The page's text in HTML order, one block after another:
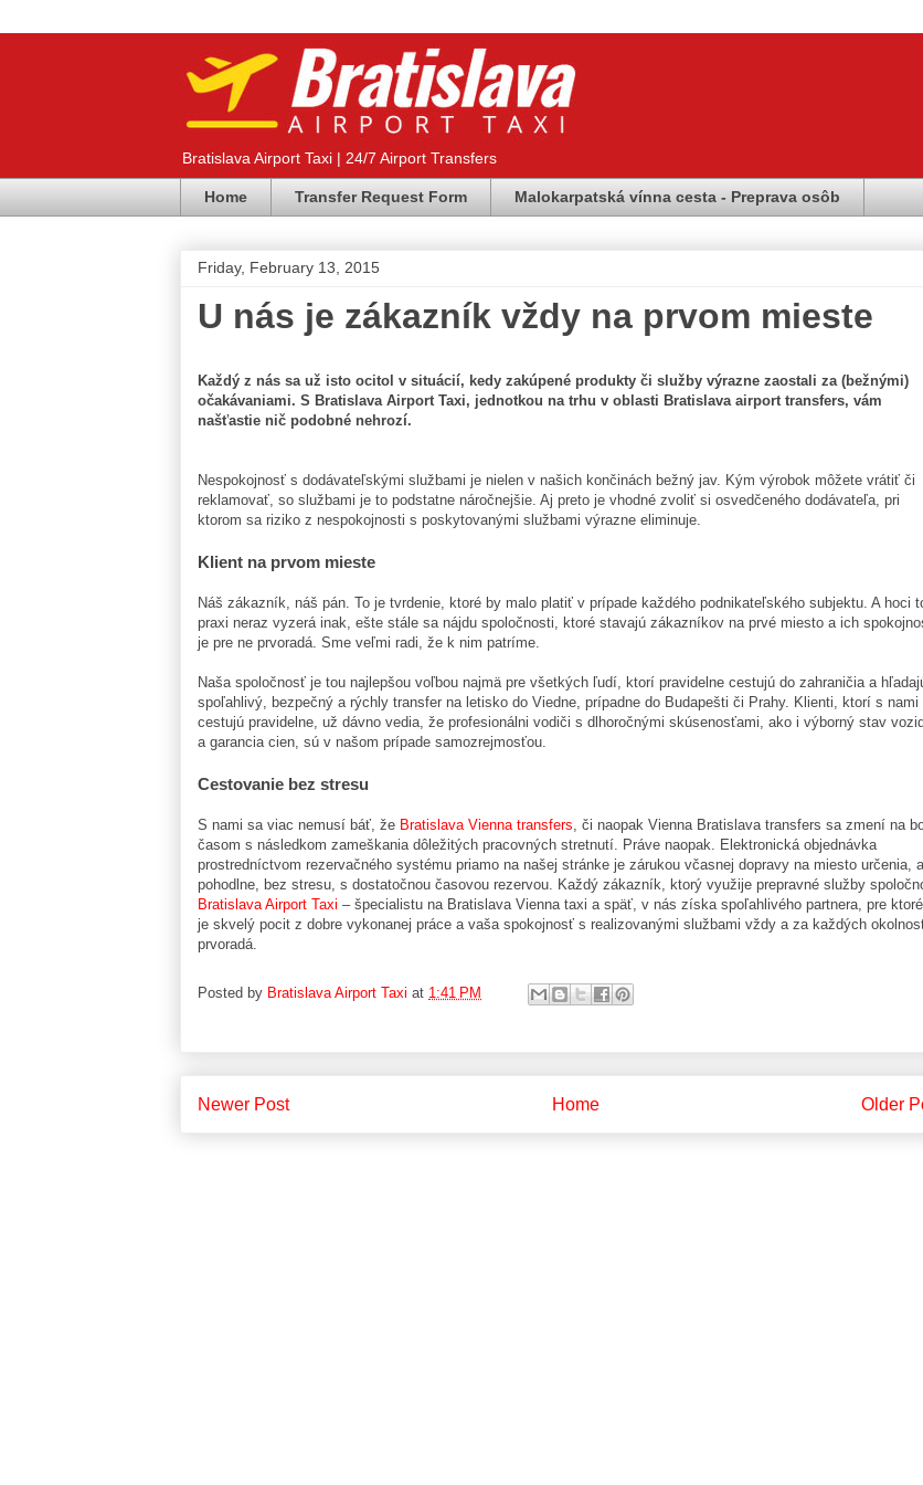
Bratislava Airport Taxi | 24/7 Airport Transfers
Home Transfer Request Form Malokarpatská vínna cesta - Preprava osôb
Friday, February 13, 2015
U nás je zákazník vždy na prvom mieste
Každý z nás sa už isto ocitol v situácií, kedy zakúpené produkty či služby výrazne zaostali za (bežnými)
očakávaniami. S Bratislava Airport Taxi, jednotkou na trhu v oblasti Bratislava airport transfers, vám
našťastie nič podobné nehrozí.
Nespokojnosť s dodávateľskými službami je nielen v našich končinách bežný jav. Kým výrobok môžete vrátiť či
reklamovať, so službami je to podstatne náročnejšie. Aj preto je vhodné zvoliť si osvedčeného dodávateľa, pri
ktorom sa riziko z nespokojnosti s poskytovanými službami výrazne eliminuje.
Klient na prvom mieste
Náš zákazník, náš pán. To je tvrdenie, ktoré by malo platiť v prípade každého podnikateľského subjektu. A hoci
praxi neraz vyzerá inak, ešte stále sa nájdu spoločnosti, ktoré stavajú zákazníkov na prvé miesto a ich
je pre ne prvoradá. Sme veľmi radi, že k nim patríme.
Naša spoločnosť je tou najlepšou voľbou najmä pre všetkých ľudí, ktorí pravidelne cestujú do zahraničia a
spoľahlivý, bezpečný a rýchly transfer na letisko do Viedne, prípadne do Budapešti či Prahy. Klienti, ktorí s nami
cestujú pravidelne, už dávno vedia, že profesionálni vodiči s dlhoročnými skúsenosťami, ako i výborný stav
a garancia cien, sú v našom prípade samozrejmosťou.
Cestovanie bez stresu
S nami sa viac nemusí báť, že Bratislava Vienna transfers , či naopak Vienna Bratislava transfers sa zmení na
časom s následkom zameškania dôležitých pracovných stretnutí. Práve naopak. Elektronická objednávka
prostredníctvom rezervačného systému priamo na našej stránke je zárukou včasnej dopravy na miesto určenia,
pohodlne, bez stresu, s dostatočnou časovou rezervou. Každý zákazník, ktorý využije prepravné služby
Bratislava Airport Taxi – špecialistu na Bratislava Vienna taxi a späť, v nás získa spoľahlivého partnera, pre
je skvelý pocit z dobre vykonanej práce a vaša spokojnosť s realizovanými službami vždy a za každých
prvoradá.
Posted by Bratislava Airport Taxi at 1:41 PM
Newer Post Older
Home